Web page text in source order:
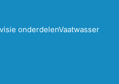
onderdelenVaatwasser